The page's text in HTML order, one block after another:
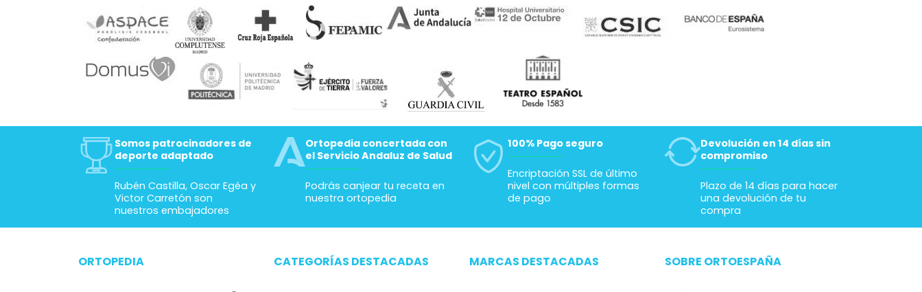
Somos patrocinadores de
deporte adaptado
Rubén Castilla, Oscar Egéa y
Victor Carretón son
nuestros embajadores
Ortopedia concertada con
el Servicio Andaluz de Salud
Podrás canjear tu receta en
nuestra ortopedia
100% Pago seguro
Encriptación SSL de último
nivel con múltiples formas
de pago
Devolución en 14 días sin
compromiso
Plazo de 14 días para hacer
una devolución de tu
compra
ORTOPEDIA CATEGORÍAS DESTACADAS MARCAS DESTACADAS SOBRE ORTOESPAÑA